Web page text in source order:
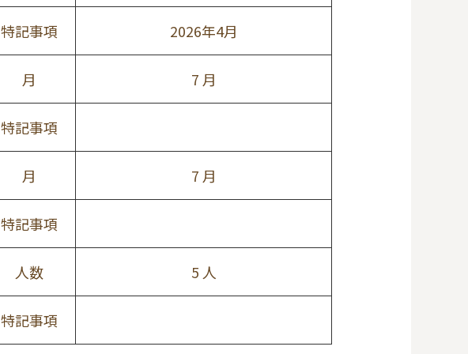
特記事項
2026年4月
月 7 月
特記事項
月 7 月
特記事項
人数 5 人
特記事項